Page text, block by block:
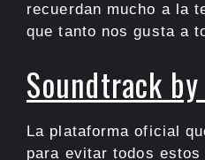
recuerdan mucho a la
que tanto nos gusta a
Soundtrack
La plataforma oficial
para evitar todos